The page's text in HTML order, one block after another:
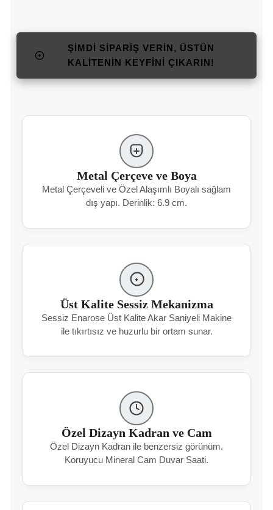
ŞIMDI SIPARIŞ VERIN, ÜSTÜN
KALITENIN KEYFINI ÇIKARIN!
Metal Çerçeve ve Boya
Metal Çerçeveli ve Özel Alaşımlı Boyalı sağlam
dış yapı. Derinlik: 6.9 cm.
Üst Kalite Sessiz Mekanizma
Sessiz Enarose Üst Kalite Akar Saniyeli Makine
ile tıkırtısız ve huzurlu bir ortam sunar.
Özel Dizayn Kadran ve Cam
Özel Dizayn Kadran ile benzersiz görünüm.
Koruyucu Mineral Cam Duvar Saati.